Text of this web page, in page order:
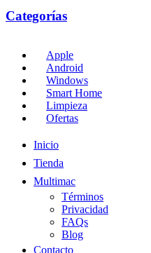
Categorías
Apple
Android
Windows
Smart Home
Limpieza
Ofertas
Inicio
Tienda
Multimac
Términos
Privacidad
FAQs
Blog
Contacto